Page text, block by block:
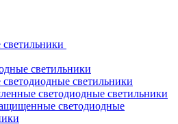
светильники
светильники
светодиодные светильники
светодиодные